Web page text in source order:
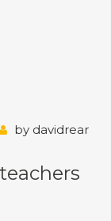
by davidrear